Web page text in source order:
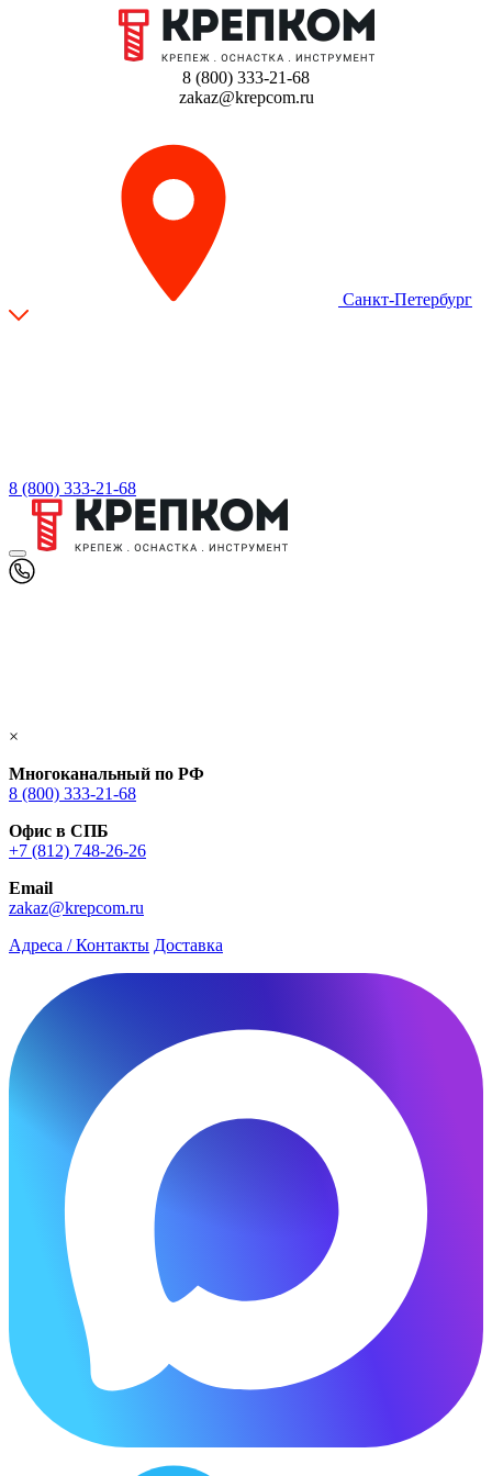
8 (800) 333-21-68
zakaz@krepcom.ru
Санкт-Петербург
8 (800) 333-21-68
×
Многоканальный по РФ
8 (800) 333‑21-68
Офис в СПБ
+7 (812) 748‑26-26
Email
zakaz@krepcom.ru
Адреса / Контакты Доставка